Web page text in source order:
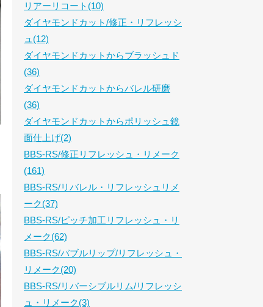
リアーリコート(10)
ダイヤモンドカット/修正・リフレッシ
ュ(12)
ダイヤモンドカットからブラッシュド
(36)
ダイヤモンドカットからバレル研磨
(36)
ダイヤモンドカットからポリッシュ鏡
面仕上げ(2)
BBS-RS/修正リフレッシュ・リメーク
(161)
BBS-RS/リバレル・リフレッシュリメ
ーク(37)
BBS-RS/ピッチ加工リフレッシュ・リ
メーク(62)
BBS-RS/バブルリップ/リフレッシュ・
リメーク(20)
BBS-RS/リバーシブルリム/リフレッシ
ュ・リメーク(3)